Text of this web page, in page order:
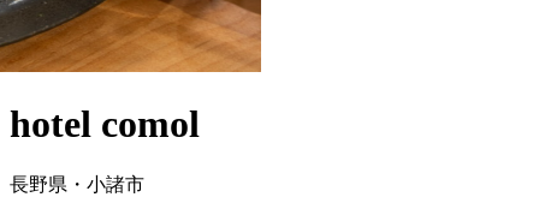
hotel comol
長野県・小諸市